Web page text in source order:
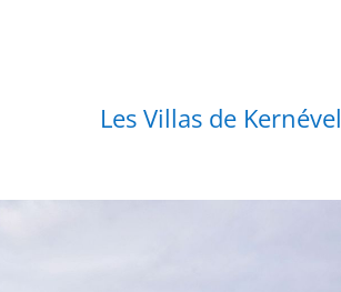
Les Villas de Kernével